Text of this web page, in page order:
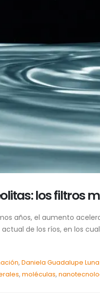
los filtros
años, el aumento
de los ríos, en los
, Daniela Guadalupe
, moléculas,